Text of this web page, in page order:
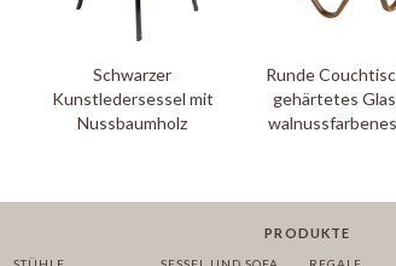
Schwarzer
Kunstledersessel mit
Nussbaumholz
Runde
gehärtetes
PRODUKTE